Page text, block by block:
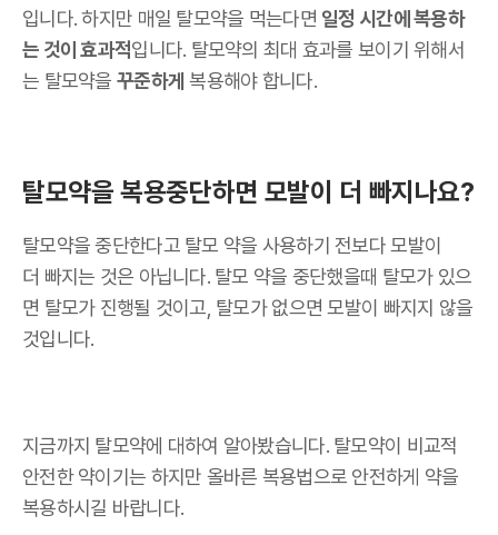
입니다. 하지만 매일 탈모약을 먹는다면 일정 시간에 복용하
는 것이 효과적입니다. 탈모약의 최대 효과를 보이기 위해서
는 탈모약을 꾸준하게 복용해야 합니다.
탈모약을 복용중단하면 모발이 더 빠지나요?
탈모약을 중단한다고 탈모 약을 사용하기 전보다 모발이
더 빠지는 것은 아닙니다. 탈모 약을 중단했을때 탈모가 있으
면 탈모가 진행될 것이고, 탈모가 없으면 모발이 빠지지 않을
것입니다.
지금까지 탈모약에 대하여 알아봤습니다. 탈모약이 비교적
안전한 약이기는 하지만 올바른 복용법으로 안전하게 약을
복용하시길 바랍니다.